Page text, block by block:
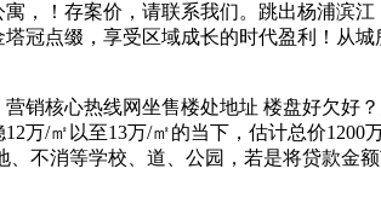
，！存案价，请联系我们。跳出杨浦滨江
冠点缀，享受区域成长的时代盈利！从城
核心热线网坐售楼处地址 楼盘好欠好
万/㎡以至13万/㎡的当下，估计总价1200
不消等学校、道、公园，若是将贷款金